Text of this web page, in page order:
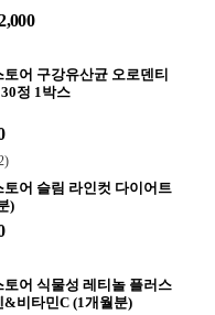
토어 구강유산균 오로덴티
정 1박스
토어 슬림 라인컷 다이어트
)
토어 식물성 레티놀 플러스
&비타민C (1개월분)